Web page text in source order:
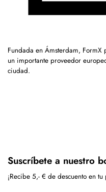
Fundada en Ámsterdam,
un importante proveedor
ciudad.
Suscríbete a nuestro
¡Recibe 5,- € de descuento en